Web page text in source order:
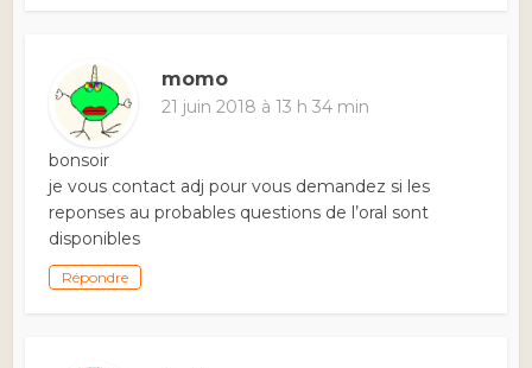
momo
21 juin 2018 à 13 h 34 min
bonsoir
je vous contact adj pour vous demandez si les
reponses au probables questions de l’oral sont
disponibles
Répondre